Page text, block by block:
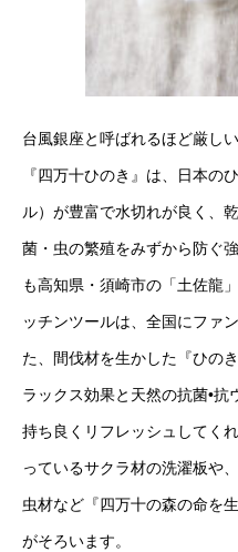
台風銀座と呼ばれるほど厳し
『四万十ひのき』は、日本の
ル）が豊富で水切れが良く、
菌・虫の繁殖をみずから防ぐ
も高知県・須崎市の「土佐龍
ッチンツールは、全国にファ
た、間伐材を生かした『ひの
ラックス効果と天然の抗菌•
持ち良くリフレッシュしてく
っているサクラ材の洗濯板や
虫材など『四万十の森の命を
がそろいます。